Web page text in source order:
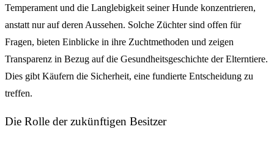
Temperament und die Langlebigkeit seiner Hunde konzentrieren,
anstatt nur auf deren Aussehen. Solche Züchter sind offen für
Fragen, bieten Einblicke in ihre Zuchtmethoden und zeigen
Transparenz in Bezug auf die Gesundheitsgeschichte der Elterntiere.
Dies gibt Käufern die Sicherheit, eine fundierte Entscheidung zu
treffen.
Die Rolle der zukünftigen Besitzer